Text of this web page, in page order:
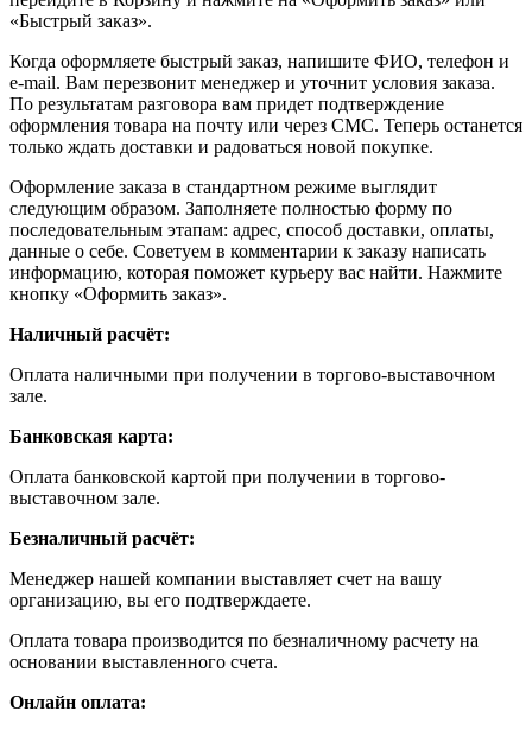
«Быстрый заказ».
Когда оформляете быстрый заказ, напишите ФИО, телефон и
e-mail. Вам перезвонит менеджер и уточнит условия заказа.
По результатам разговора вам придет подтверждение
оформления товара на почту или через СМС. Теперь останется
только ждать доставки и радоваться новой покупке.
Оформление заказа в стандартном режиме выглядит
следующим образом. Заполняете полностью форму по
последовательным этапам: адрес, способ доставки, оплаты,
данные о себе. Советуем в комментарии к заказу написать
информацию, которая поможет курьеру вас найти. Нажмите
кнопку «Оформить заказ».
Наличный расчёт:
Оплата наличными при получении в торгово-выставочном
зале.
Банковская карта:
Оплата банковской картой при получении в торгово-
выставочном зале.
Безналичный расчёт:
Менеджер нашей компании выставляет счет на вашу
организацию, вы его подтверждаете.
Оплата товара производится по безналичному расчету на
основании выставленного счета.
Онлайн оплата: